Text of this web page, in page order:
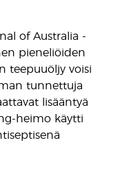
of Australia -
pieneliöiden
teepuuöljy voisi
tunnettuja
lisääntyä
heimo käytti